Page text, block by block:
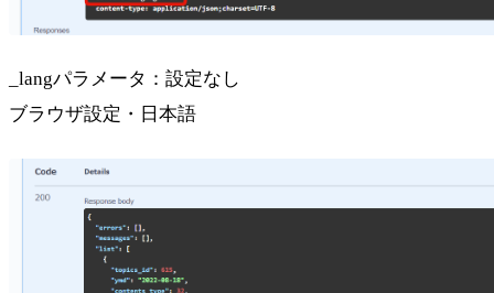
_langパラメータ：設定なし
ブラウザ設定・日本語